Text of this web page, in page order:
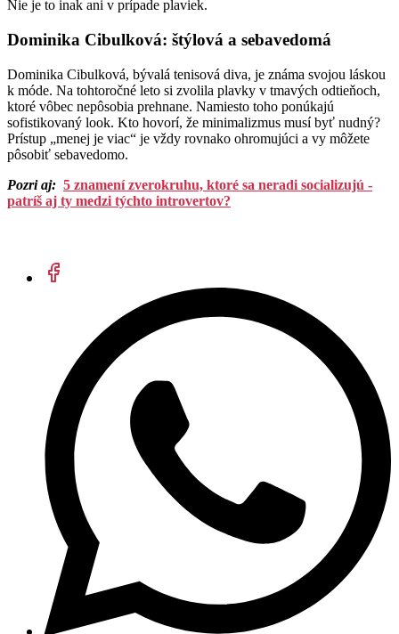
Nie je to inak ani v prípade plaviek.
Dominika Cibulková: štýlová a sebavedomá
Dominika Cibulková, bývalá tenisová diva, je známa svojou láskou
k móde. Na tohtoročné leto si zvolila plavky v tmavých odtieňoch,
ktoré vôbec nepôsobia prehnane. Namiesto toho ponúkajú
sofistikovaný look. Kto hovorí, že minimalizmus musí byť nudný?
Prístup „menej je viac“ je vždy rovnako ohromujúci a vy môžete
pôsobiť sebavedomo.
Pozri aj: 5 znamení zverokruhu, ktoré sa neradi socializujú -
patríš aj ty medzi týchto introvertov?